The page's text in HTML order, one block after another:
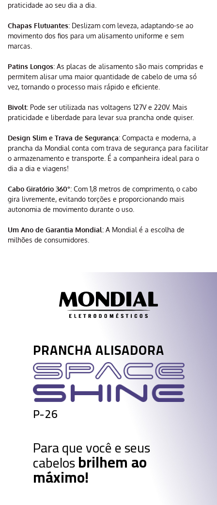
praticidade ao seu dia a dia.
Chapas Flutuantes: Deslizam com leveza, adaptando-se ao
movimento dos fios para um alisamento uniforme e sem
marcas.
Patins Longos: As placas de alisamento são mais compridas e
permitem alisar uma maior quantidade de cabelo de uma só
vez, tornando o processo mais rápido e eficiente.
Bivolt: Pode ser utilizada nas voltagens 127V e 220V. Mais
praticidade e liberdade para levar sua prancha onde quiser.
Design Slim e Trava de Segurança: Compacta e moderna, a
prancha da Mondial conta com trava de segurança para facilitar
o armazenamento e transporte. É a companheira ideal para o
dia a dia e viagens!
Cabo Giratório 360°: Com 1,8 metros de comprimento, o cabo
gira livremente, evitando torções e proporcionando mais
autonomia de movimento durante o uso.
Um Ano de Garantia Mondial: A Mondial é a escolha de
milhões de consumidores.